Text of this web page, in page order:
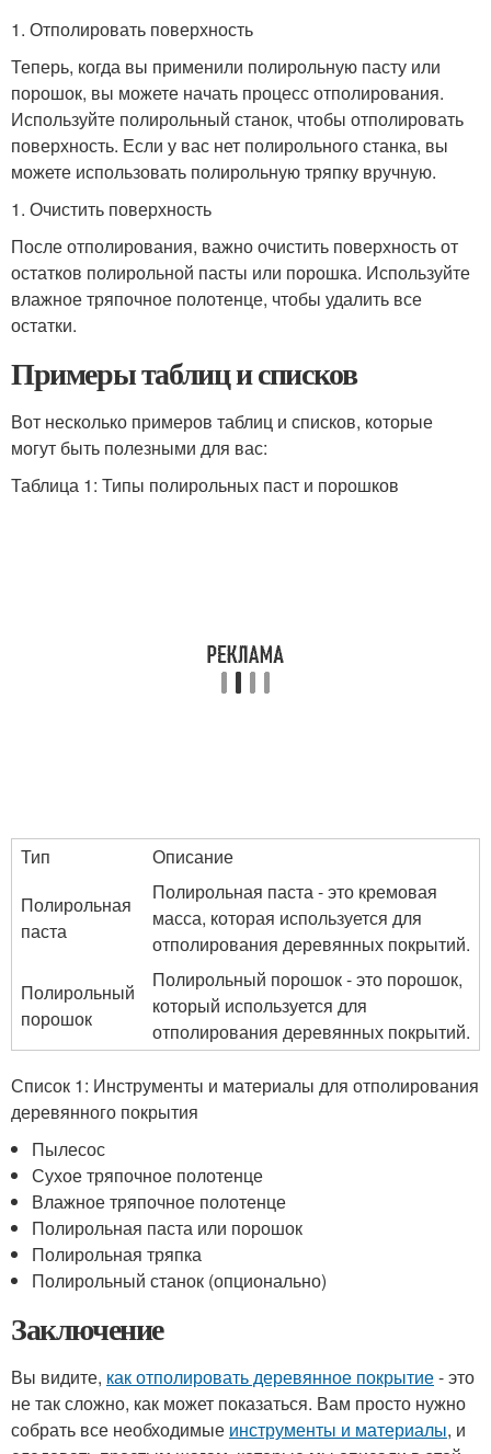
1. Отполировать поверхность
Теперь, когда вы применили полирольную пасту или
порошок, вы можете начать процесс отполирования.
Используйте полирольный станок, чтобы отполировать
поверхность. Если у вас нет полирольного станка, вы
можете использовать полирольную тряпку вручную.
1. Очистить поверхность
После отполирования, важно очистить поверхность от
остатков полирольной пасты или порошка. Используйте
влажное тряпочное полотенце, чтобы удалить все
остатки.
Примеры таблиц и списков
Вот несколько примеров таблиц и списков, которые
могут быть полезными для вас:
Таблица 1: Типы полирольных паст и порошков
Тип
Описание
Полирольная
паста
Полирольная паста - это кремовая
масса, которая используется для
отполирования деревянных покрытий.
Полирольный
порошок
Полирольный порошок - это порошок,
который используется для
отполирования деревянных покрытий.
Список 1: Инструменты и материалы для отполирования
деревянного покрытия
Пылесос
Сухое тряпочное полотенце
Влажное тряпочное полотенце
Полирольная паста или порошок
Полирольная тряпка
Полирольный станок (опционально)
Заключение
Вы видите, как отполировать деревянное покрытие- это
не так сложно, как может показаться. Вам просто нужно
собрать все необходимые инструменты и материалы, и